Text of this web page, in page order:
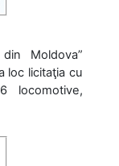
Moldova”
loc licitaţia cu
locomotive,